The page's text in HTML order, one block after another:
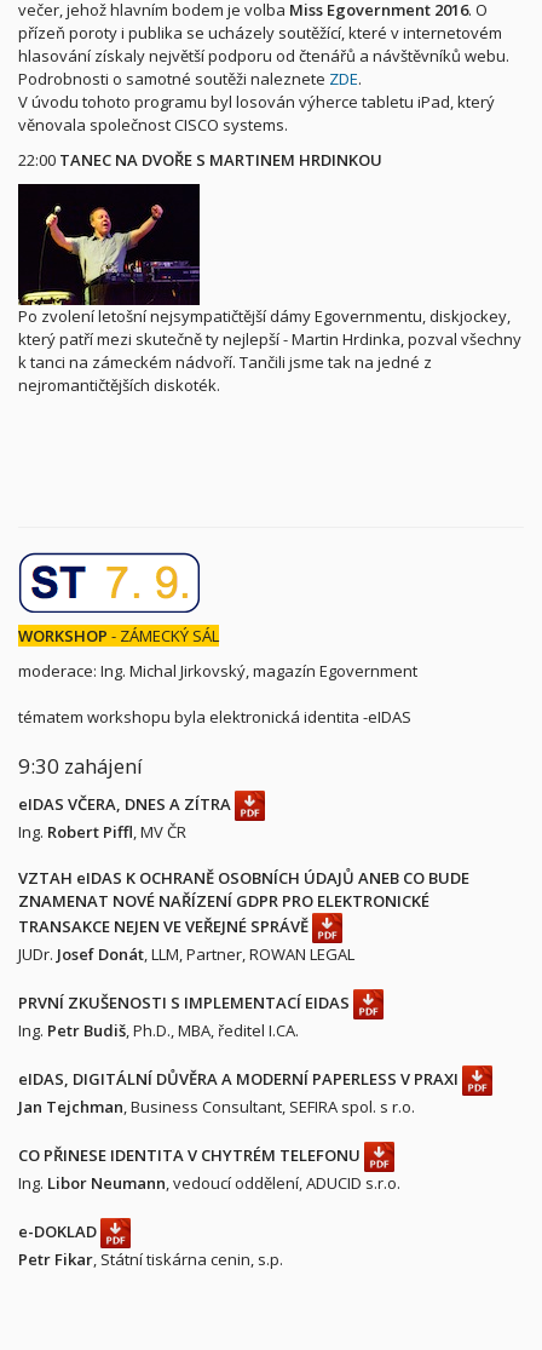
večer, jehož hlavním bodem je volba Miss Egovernment 2016. O
přízeň poroty i publika se ucházely soutěžící, které v internetovém
hlasování získaly největší podporu od čtenářů a návštěvníků webu.
Podrobnosti o samotné soutěži naleznete ZDE.
V úvodu tohoto programu byl losován výherce tabletu iPad, který
věnovala společnost CISCO systems.
22:00 TANEC NA DVOŘE S MARTINEM HRDINKOU
Po zvolení letošní nejsympatičtější dámy Egovernmentu, diskjockey,
který patří mezi skutečně ty nejlepší - Martin Hrdinka, pozval všechny
k tanci na zámeckém nádvoří. Tančili jsme tak na jedné z
nejromantičtějších diskoték.
WORKSHOP - ZÁMECKÝ SÁL
moderace: Ing. Michal Jirkovský, magazín Egovernment
tématem workshopu byla elektronická identita -eIDAS
9:30 zahájení
eIDAS VČERA, DNES A ZÍTRA
Ing. Robert Piffl, MV ČR
VZTAH eIDAS K OCHRANĚ OSOBNÍCH ÚDAJŮ ANEB CO BUDE
ZNAMENAT NOVÉ NAŘÍZENÍ GDPR PRO ELEKTRONICKÉ
TRANSAKCE NEJEN VE VEŘEJNÉ SPRÁVĚ
JUDr. Josef Donát, LLM, Partner, ROWAN LEGAL
PRVNÍ ZKUŠENOSTI S IMPLEMENTACÍ EIDAS
Ing. Petr Budiš, Ph.D., MBA, ředitel I.CA.
eIDAS, DIGITÁLNÍ DŮVĚRA A MODERNÍ PAPERLESS V PRAXI
Jan Tejchman, Business Consultant, SEFIRA spol. s r.o.
CO PŘINESE IDENTITA V CHYTRÉM TELEFONU
Ing. Libor Neumann, vedoucí oddělení, ADUCID s.r.o.
e-DOKLAD
Petr Fikar, Státní tiskárna cenin, s.p.